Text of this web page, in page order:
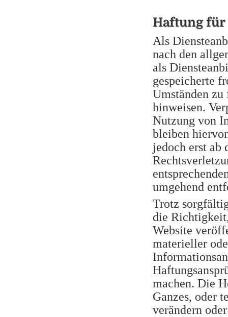
Haftung
Als
nach den
als
gespeicherte
Umständen
hinweisen.
Nutzung von
bleiben
jedoch erst ab
umgehend
Trotz
die
Website
materieller
machen. Die
Ganzes, oder
verändern